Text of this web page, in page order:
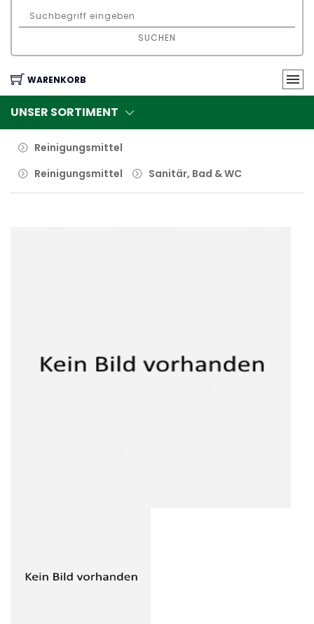
SUCHEN
WARENKORB
UNSER SORTIMENT
Reinigungsmittel
Reinigungsmittel
Sanitär, Bad & WC